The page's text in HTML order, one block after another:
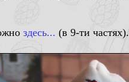
здесь... (в 9-ти частях).